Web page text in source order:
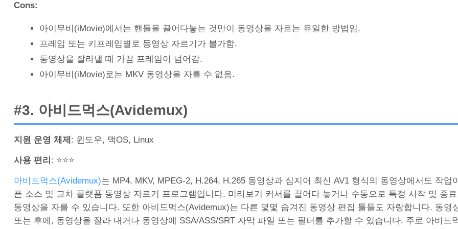
Cons:
아이무비(iMovie)에서는 핸들을 끌어다놓는 것만이 동영상을 자르는 유일한 방법임.
프레임 또는 키프레임별로 동영상 자르기가 불가함.
동영상을 잘라낼 때 가끔 프레임이 넘어감.
아이무비(iMovie)로는 MKV 동영상을 자를 수 없음.
#3. 아비드먹스(Avidemux)
지원 운영 체제 : 윈도우, 맥OS, Linux
사용 편리 : ⭐⭐⭐
아비드먹스(Avidemux)는 MP4, MKV, MPEG-2, H.264, H.265 동영상과 심지어 최신 AV1 형식의 동영상에서도 작업
픈 소스 및 교차 플랫폼 동영상 자르기 프로그램입니다. 미리보기 커서를 끌어다 놓거나 수동으로 특정 시작 및 종
동영상을 자를 수 있습니다. 또한 아비드먹스(Avidemux)는 다른 몇몇 숨겨진 동영상 편집 툴들도 자랑합니다. 동영
또는 후에, 동영상을 잘라 내거나 동영상에 SSA/ASS/SRT 자막 파일 또는 필터를 추가할 수 있습니다. 주로 아비드